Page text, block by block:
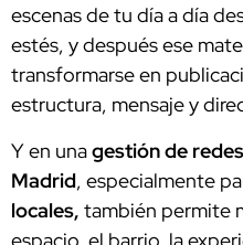
escenas de tu día a día
estés, y después ese
transformarse en
estructura, mensaje y
Y en unagestión de
Madrid, especialmente
locales, también permite
espacio, el barrio, la